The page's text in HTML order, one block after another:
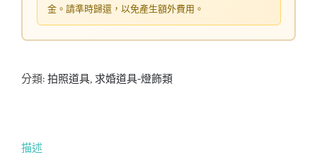
金。請準時歸還，以免產生額外費用。
分類: 拍照道具, 求婚道具-燈飾類
描述